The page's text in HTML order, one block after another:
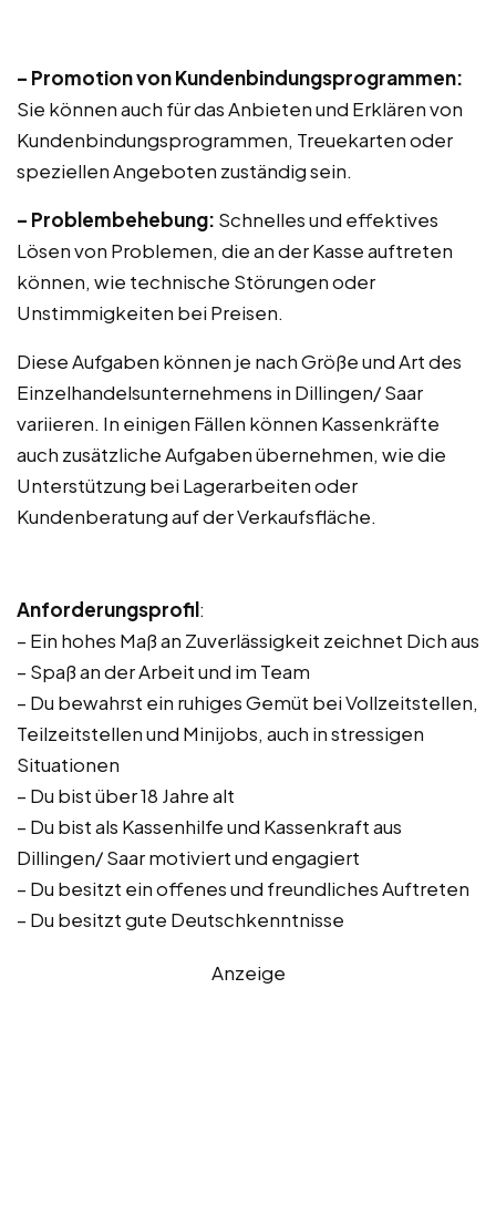
– Promotion von Kundenbindungsprogrammen:
Sie können auch für das Anbieten und Erklären von
Kundenbindungsprogrammen, Treuekarten oder
speziellen Angeboten zuständig sein.
– Problembehebung: Schnelles und effektives
Lösen von Problemen, die an der Kasse auftreten
können, wie technische Störungen oder
Unstimmigkeiten bei Preisen.
Diese Aufgaben können je nach Größe und Art des
Einzelhandelsunternehmens in Dillingen/ Saar
variieren. In einigen Fällen können Kassenkräfte
auch zusätzliche Aufgaben übernehmen, wie die
Unterstützung bei Lagerarbeiten oder
Kundenberatung auf der Verkaufsfläche.
Anforderungsprofil:
– Ein hohes Maß an Zuverlässigkeit zeichnet Dich aus
– Spaß an der Arbeit und im Team
– Du bewahrst ein ruhiges Gemüt bei Vollzeitstellen,
Teilzeitstellen und Minijobs, auch in stressigen
Situationen
– Du bist über 18 Jahre alt
– Du bist als Kassenhilfe und Kassenkraft aus
Dillingen/ Saar motiviert und engagiert
– Du besitzt ein offenes und freundliches Auftreten
– Du besitzt gute Deutschkenntnisse
Anzeige